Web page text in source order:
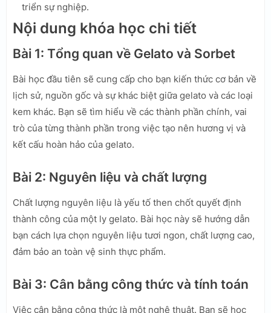
triển sự nghiệp.
Nội dung khóa học chi tiết
Bài 1: Tổng quan về Gelato và Sorbet
Bài học đầu tiên sẽ cung cấp cho bạn kiến thức cơ bản về
lịch sử, nguồn gốc và sự khác biệt giữa gelato và các loại
kem khác. Bạn sẽ tìm hiểu về các thành phần chính, vai
trò của từng thành phần trong việc tạo nên hương vị và
kết cấu hoàn hảo của gelato.
Bài 2: Nguyên liệu và chất lượng
Chất lượng nguyên liệu là yếu tố then chốt quyết định
thành công của một ly gelato. Bài học này sẽ hướng dẫn
bạn cách lựa chọn nguyên liệu tươi ngon, chất lượng cao,
đảm bảo an toàn vệ sinh thực phẩm.
Bài 3: Cân bằng công thức và tính toán
Việc cân bằng công thức là một nghệ thuật. Bạn sẽ học